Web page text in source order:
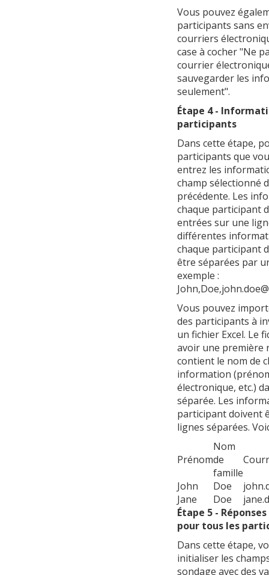
Vous pouvez
participants sans
courriers
case à cocher "Ne
courrier
sauvegarder les
seulement".
Étape 4 -
participants
Dans cette étape,
participants que
entrez les
champ sélectionné
précédente. Les
chaque participant
entrées sur une
différentes
chaque participant
être séparées par
exemple :
Vous pouvez
des participants à
un fichier Excel. Le
avoir une première
contient le nom de
information
électronique, etc.)
séparée. Les
participant doivent
lignes séparées.
Prénom
Nom
de
famille
John
Doe
Jane
Doe
Étape 5 -
pour tous les
Dans cette étape,
initialiser les
sondage avec des